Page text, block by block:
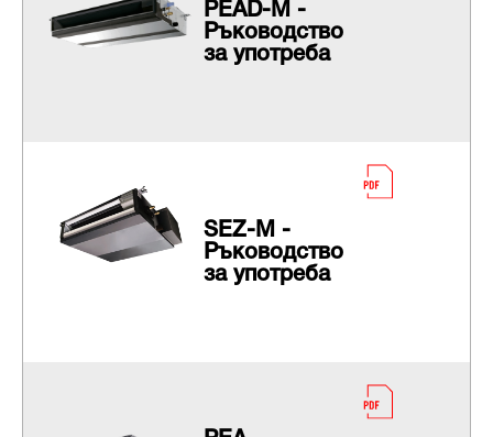
PEAD-M -
Ръководство
за употреба
SEZ-M -
Ръководство
за употреба